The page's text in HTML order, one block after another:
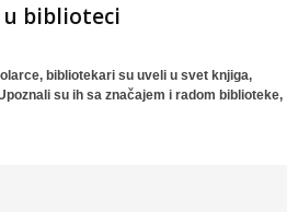
biblioteci
bibliotekari su uveli u svet knjiga,
su ih sa značajem i radom biblioteke,